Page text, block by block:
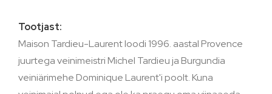
Tootjast:
Maison Tardieu-Laurent loodi 1996. aastal Provence
juurtega veinimeistri Michel Tardieu ja Burgundia
veiniärimehe Dominique Laurent'i poolt. Kuna